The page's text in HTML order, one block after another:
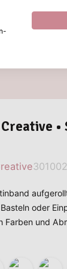
oder
Farben und